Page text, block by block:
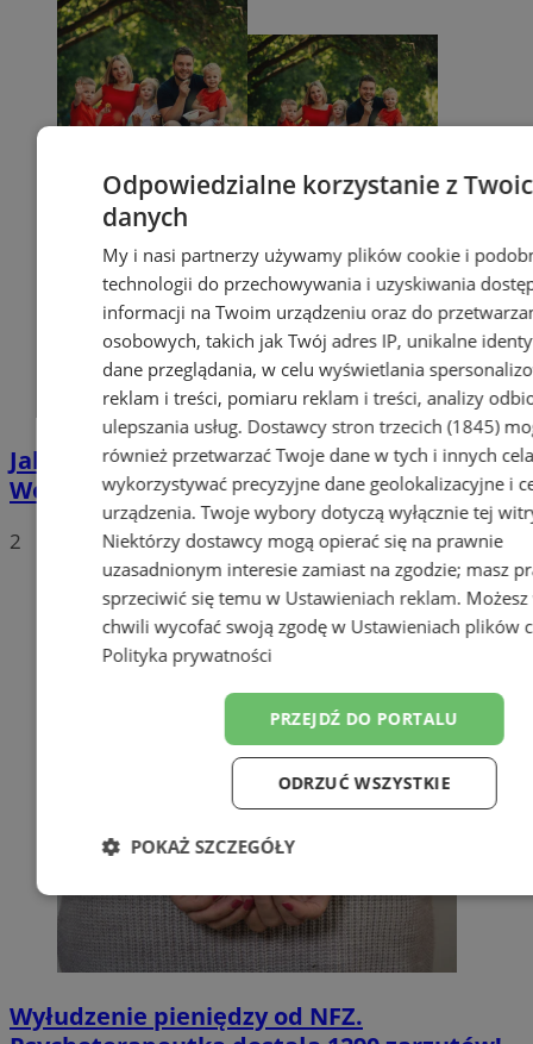
Jak uzyskać Kartę Dużej Rodziny w
Wodzisławiu? Poznaj plusy jej posiadania
2
Wyłudzenie pieniędzy od NFZ.
Odpowiedzialne korzystanie z
danych
My i nasi partnerzy używamy plików cookie i
technologii do przechowywania i uzyskiwania
informacji na Twoim urządzeniu oraz do
osobowych, takich jak Twój adres IP, unikalne
dane przeglądania, w celu wyświetlania
reklam i treści, pomiaru reklam i treści, analizy
ulepszania usług. Dostawcy stron trzecich (1845)
również przetwarzać Twoje dane w tych i innych
wykorzystywać precyzyjne dane geolokalizacyjne i
urządzenia. Twoje wybory dotyczą wyłącznie tej
Niektórzy dostawcy mogą opierać się na prawnie
uzasadnionym interesie zamiast na zgodzie; masz
sprzeciwić się temu w Ustawieniach reklam.
chwili wycofać swoją zgodę w Ustawieniach plików
Polityka prywatności
PRZEJDŹ DO PORTALU
ODRZUĆ WSZYSTKIE
POKAŻ SZCZEGÓŁY
Niezbędne Wydajność